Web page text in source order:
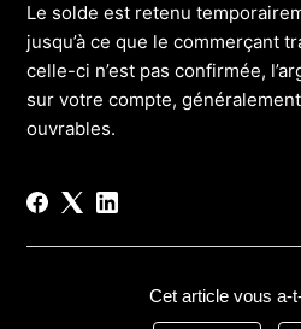
Le solde est retenu
jusqu’à ce que le commerçant
celle-ci n’est pas confirmée,
sur votre compte,
ouvrables.
Cet article vous a-